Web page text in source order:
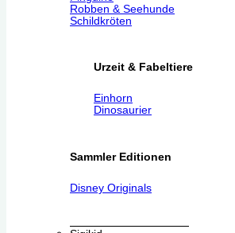
Robben & Seehunde
Schildkröten
Urzeit & Fabeltiere
Einhorn
Dinosaurier
Sammler Editionen
Disney Originals